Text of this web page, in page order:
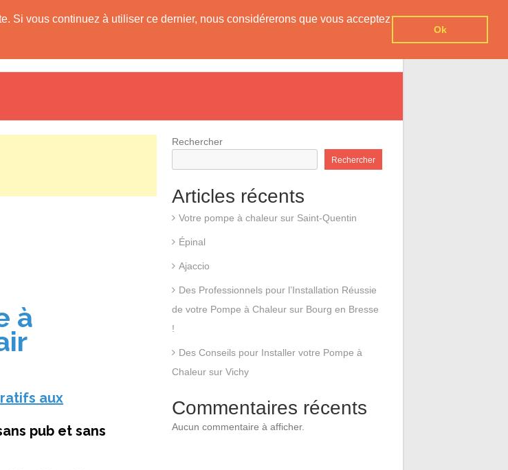
Si vous continuez à utiliser ce dernier, nous considérerons que vous acceptez
Ok
Rechercher
Rechercher
Articles récents
Votre pompe à chaleur sur Saint-Quentin
Épinal
Ajaccio
Des Professionnels pour l’Installation Réussie
de votre Pompe à Chaleur sur Bourg en Bresse
!
Des Conseils pour Installer votre Pompe à
Chaleur sur Vichy
Commentaires récents
Aucun commentaire à afficher.